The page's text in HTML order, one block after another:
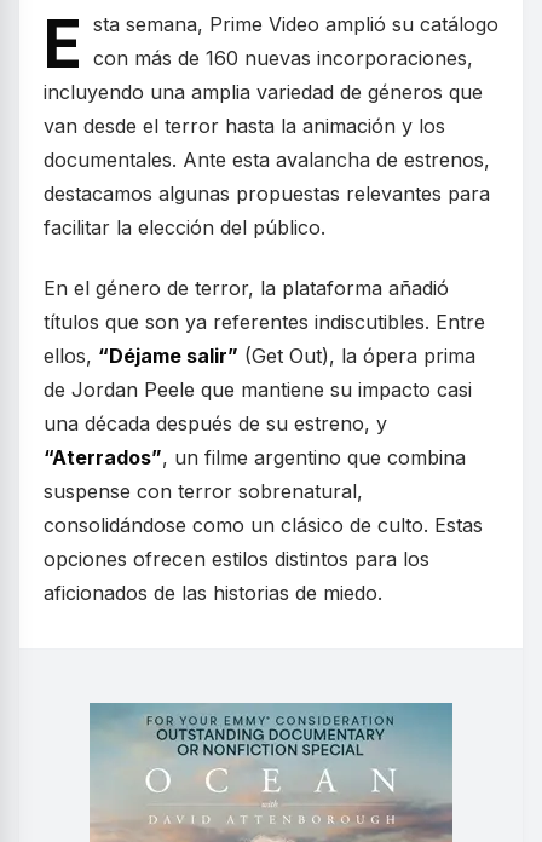
E sta semana, Prime Video amplió su catálogo
con más de 160 nuevas incorporaciones,
incluyendo una amplia variedad de géneros que
van desde el terror hasta la animación y los
documentales. Ante esta avalancha de estrenos,
destacamos algunas propuestas relevantes para
facilitar la elección del público.
En el género de terror, la plataforma añadió
títulos que son ya referentes indiscutibles. Entre
ellos, “Déjame salir” (Get Out), la ópera prima
de Jordan Peele que mantiene su impacto casi
una década después de su estreno, y
“Aterrados”, un filme argentino que combina
suspense con terror sobrenatural,
consolidándose como un clásico de culto. Estas
opciones ofrecen estilos distintos para los
aficionados de las historias de miedo.